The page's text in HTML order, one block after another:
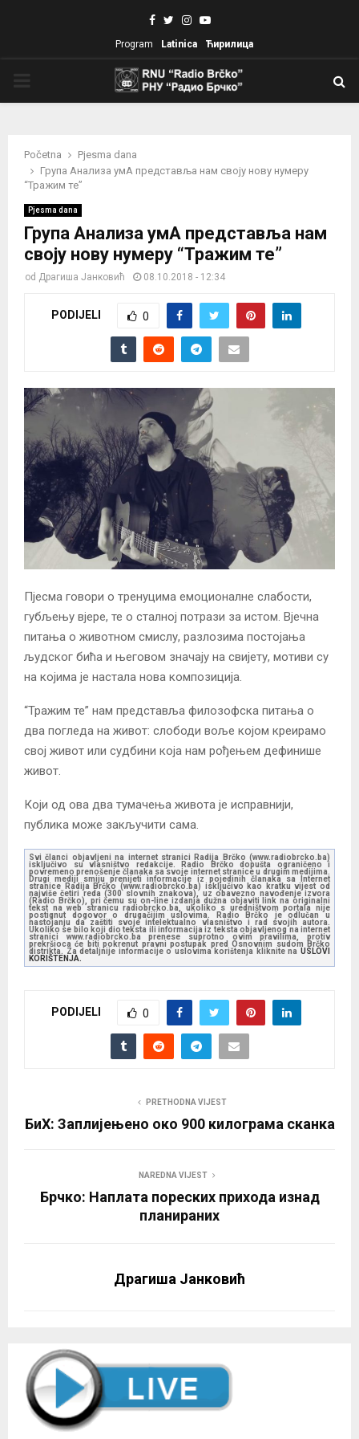
Facebook
TwitterInstagram
Youtube
Program Latinica Ћирилица
Početna
Pjesma dana
Група Анализа умА представља нам своју нову нумеру
“Тражим те”
Pjesma dana
Група Анализа умА представља нам
своју нову нумеру “Тражим те”
od Драгиша Јанковић 08.10.2018 - 12:34
PODIJELI 0
Пјесма говори о тренуцима емоционалне слабости,
губљењу вјере, те о сталној потрази за истом. Вјечна
питања о животном смислу, разлозима постојања
људског бића и његовом значају на свијету, мотиви су
на којима је настала нова композиција.
“Тражим те” нам представља филозофска питања о
два погледа на живот: слободи воље којом креирамо
свој живот или судбини која нам рођењем дефинише
живот.
Који од ова два тумачења живота је исправнији,
публика може закључити сама.
Svi članci objavljeni na internet stranici Radija Brčko (www.radiobrcko.ba)
isključivo su vlasništvo redakcije. Radio Brčko dopušta ograničeno i
povremeno prenošenje članaka sa svoje internet stranice u drugim medijima.
Drugi mediji smiju prenijeti informacije iz pojedinih članaka sa Internet
stranice Radija Brčko (www.radiobrcko.ba) isključivo kao kratku vijest od
najviše četiri reda (300 slovnih znakova), uz obavezno navođenje izvora
(Radio Brčko), pri čemu su on-line izdanja dužna objaviti link na originalni
tekst na web stranicu radiobrcko.ba, ukoliko s uredništvom portala nije
postignut dogovor o drugačijim uslovima. Radio Brčko je odlučan u
nastojanju da zaštiti svoje intelektualno vlasništvo i rad svojih autora.
Ukoliko se bilo koji dio teksta ili informacija iz teksta objavljenog na internet
stranici www.radiobrcko.ba prenese suprotno ovim pravilima, protiv
prekršioca će biti pokrenut pravni postupak pred Osnovnim sudom Brčko
distrikta. Za detaljnije informacije o uslovima korištenja kliknite na USLOVI
KORIŠTENJA.
PODIJELI 0
PRETHODNA VIJEST
БиХ: Заплијењено око 900 килограма сканка
NAREDNA VIJEST
Брчко: Наплата пореских прихода изнад
планираних
Драгиша Јанковић